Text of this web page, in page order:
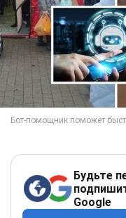
Будьте
Google